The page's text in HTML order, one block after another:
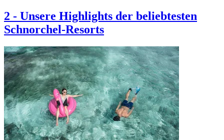
2 - Unsere Highlights der beliebtesten
Schnorchel-Resorts